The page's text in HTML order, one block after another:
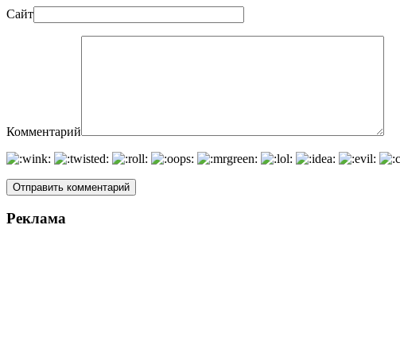
Сайт
Комментарий
Реклама